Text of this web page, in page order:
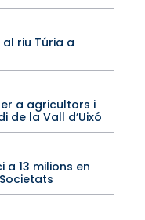
riu Túria a
a agricultors i
de la Vall d’Uixó
a 13 milions en